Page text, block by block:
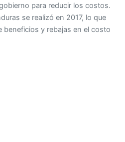
para reducir los costos.
se realizó en 2017, lo que
beneficios y rebajas en el costo